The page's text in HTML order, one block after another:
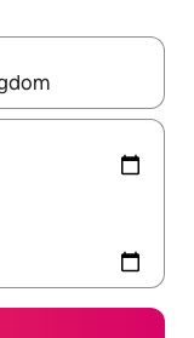
anak panah